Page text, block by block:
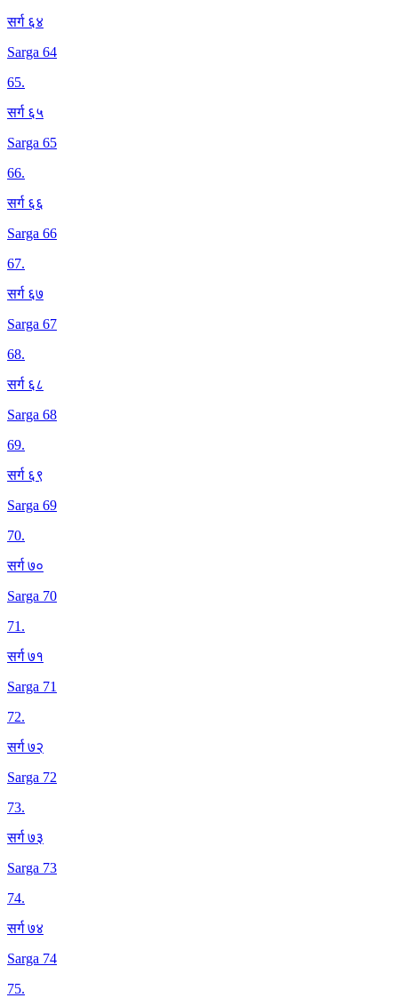
सर्ग ६४
Sarga 64
65.
सर्ग ६५
Sarga 65
66.
सर्ग ६६
Sarga 66
67.
सर्ग ६७
Sarga 67
68.
सर्ग ६८
Sarga 68
69.
सर्ग ६९
Sarga 69
70.
सर्ग ७०
Sarga 70
71.
सर्ग ७१
Sarga 71
72.
सर्ग ७२
Sarga 72
73.
सर्ग ७३
Sarga 73
74.
सर्ग ७४
Sarga 74
75.